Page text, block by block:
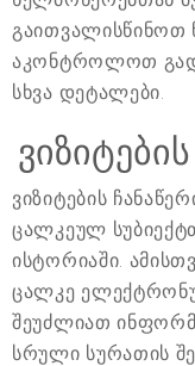
გაითვალისწინოთ
აკონტროლოთ
სხვა დეტალები.
ვიზიტების
ცალკეულ
ისტორიაში.
ცალკე
შეუძლიათ
სრული სურათის